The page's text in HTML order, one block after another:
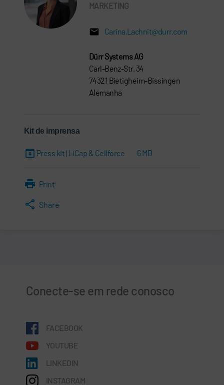
MARKETING
Carina.Lachnit@durr.com
Dürr Systems AG
Carl-Benz-Str. 34
74321 Bietigheim-Bissingen
Alemanha
Kit de imprensa
Press kit | LiCap & Cellforce 6 MB
Print
Share
Conecte-se em rede conosco
FACEBOOK
YOUTUBE
LINKEDIN
INSTAGRAM